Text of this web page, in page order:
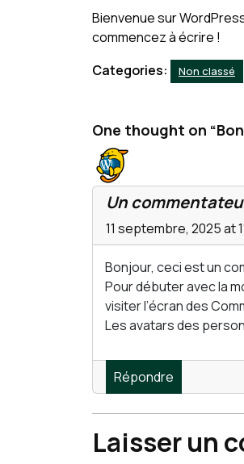
Bienvenue sur
commencez à écrire !
Categories:
Non classé
One thought on
Un
11 septembre, 2025 at
Bonjour, ceci est un
Pour débuter avec la
visiter l’écran des
Les avatars des
Répondre
Laisser un